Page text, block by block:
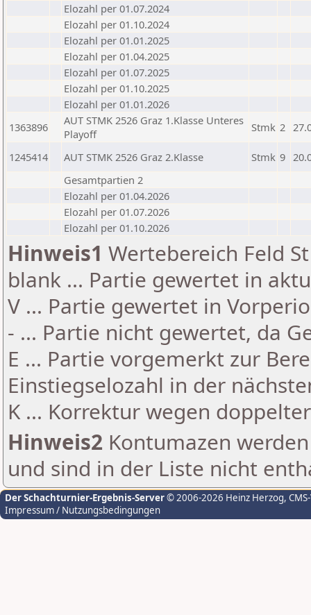
Elozahl per 01.07.2024
Elozahl per 01.10.2024
Elozahl per 01.01.2025
Elozahl per 01.04.2025
Elozahl per 01.07.2025
Elozahl per 01.10.2025
Elozahl per 01.01.2026
1363896
AUT STMK 2526 Graz 1.Klasse Unteres
Playoff
Stmk 2
1245414 AUT STMK 2526 Graz 2.Klasse Stmk 9
Gesamtpartien 2
Elozahl per 01.04.2026
Elozahl per 01.07.2026
Elozahl per 01.10.2026
Hinweis1 Wertebereich Feld
blank ... Partie gewertet in
V ... Partie gewertet in
- ... Partie nicht gewertet, da
E ... Partie vorgemerkt zur
Einstiegselozahl in der
K ... Korrektur wegen
Hinweis2 Kontumazen
und sind in der Liste nicht
Der Schachturnier-Ergebnis-Server© 2006-2026 Heinz Herzog,
Impressum / Nutzungsbedingungen